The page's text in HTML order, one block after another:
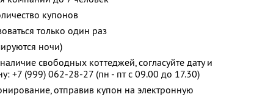
купонов
только один раз
ночи)
свободных коттеджей, согласуйте дату и
+7 (999) 062-28-27 (пн - пт с 09.00 до 17.30)
отправив купон на электронную